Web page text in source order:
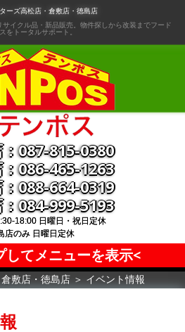
ーズ高松店・倉敷店・徳島店
イクル品・新品販売。物件探しから改装までフード
をトータルサポート。
087-815-0380
086-465-1263
088-664-0319
084-999-5193
18:00 日曜日・祝日定休
店のみ 日曜日定休
してメニューを表示<
敷店・徳島店 ＞ イベント情報